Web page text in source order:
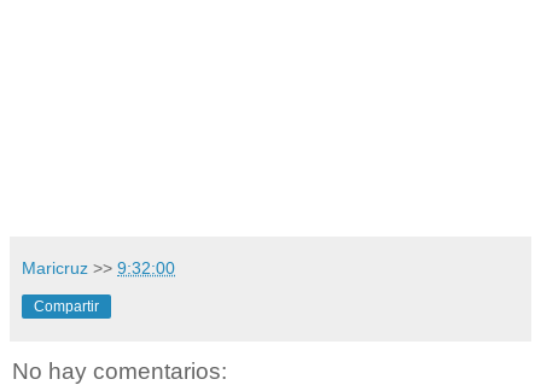
Maricruz >> 9:32:00
Compartir
No hay comentarios: